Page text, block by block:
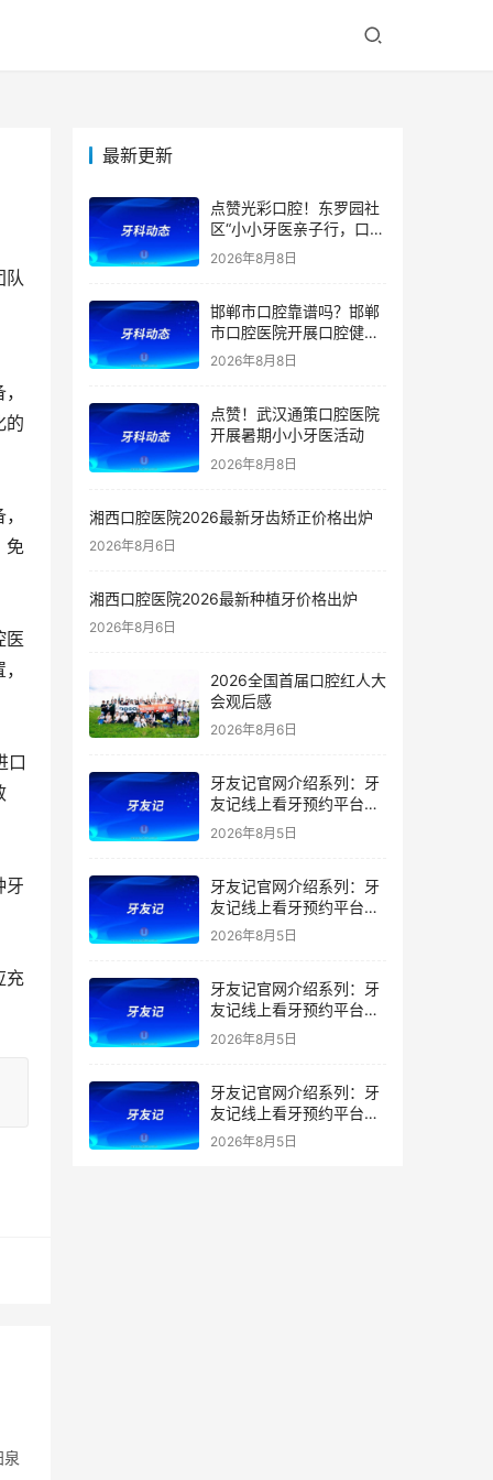
队
的
免
医
口
牙
充
泉
最新更新
点赞光彩口腔！东罗园社
区“小小牙医亲子行，口腔
健康伴成长”亲子活动
2026年8月8日
邯郸市口腔靠谱吗？邯郸
市口腔医院开展口腔健康
宣教公益活动
2026年8月8日
点赞！武汉通策口腔医院
开展暑期小小牙医活动
2026年8月8日
湘西口腔医院2026最新牙齿矫正价格出炉
2026年8月6日
湘西口腔医院2026最新种植牙价格出炉
2026年8月6日
2026全国首届口腔红人大
会观后感
2026年8月6日
牙友记官网介绍系列：牙
友记线上看牙预约平台是
干什么的？靠谱吗？
2026年8月5日
牙友记官网介绍系列：牙
友记线上看牙预约平台让
看牙不再靠运气
2026年8月5日
牙友记官网介绍系列：牙
友记线上看牙预约平台打
破口腔行业专业壁垒新手
友好零门槛
2026年8月5日
牙友记官网介绍系列：牙
友记线上看牙预约平台落
地同城就诊经验打破未知
2026年8月5日